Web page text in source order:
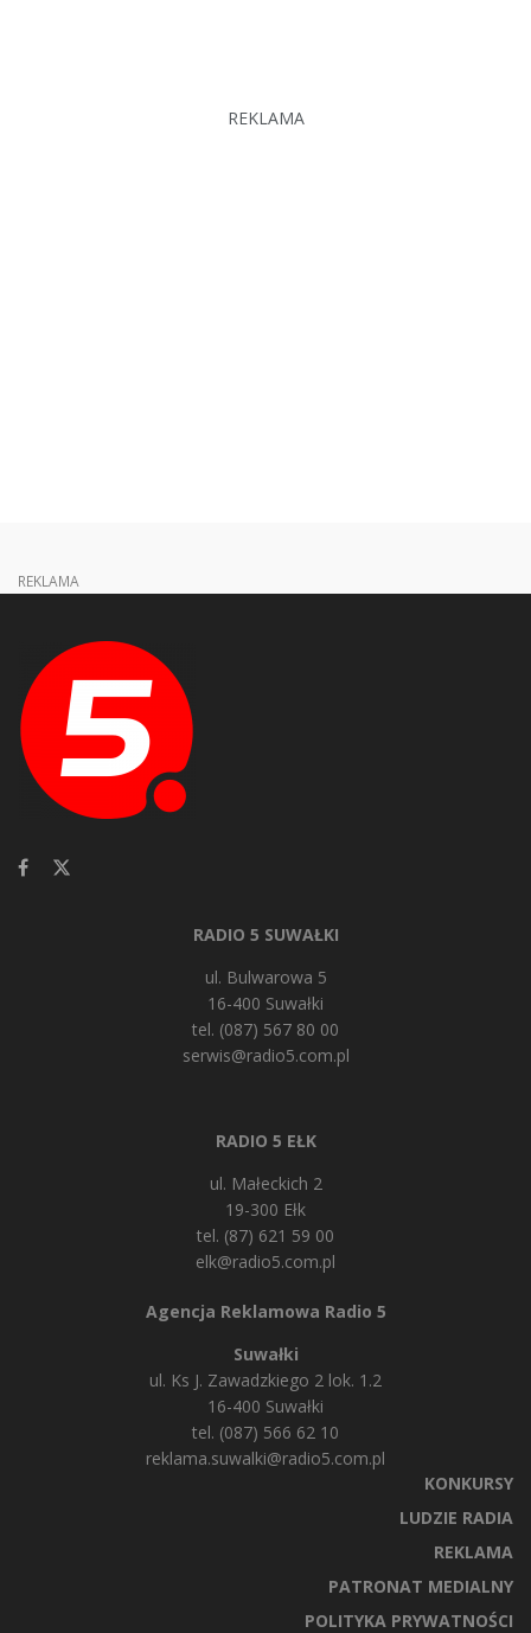
REKLAMA
REKLAMA
RADIO 5 SUWAŁKI
ul. Bulwarowa 5
16-400 Suwałki
tel. (087) 567 80 00
serwis@radio5.com.pl
RADIO 5 EŁK
ul. Małeckich 2
19-300 Ełk
tel. (87) 621 59 00
elk@radio5.com.pl
Agencja Reklamowa Radio 5
Suwałki
ul. Ks J. Zawadzkiego 2 lok. 1.2
16-400 Suwałki
tel. (087) 566 62 10
reklama.suwalki@radio5.com.pl
KONKURSY
LUDZIE RADIA
REKLAMA
PATRONAT MEDIALNY
POLITYKA PRYWATNOŚCI